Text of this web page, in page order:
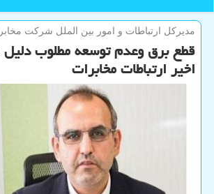
مدیركل ارتباطات و امور بین الملل شركت
قطع برق وعدم توسعه مطلوب دلیل
اخیر ارتباطات مخابرات